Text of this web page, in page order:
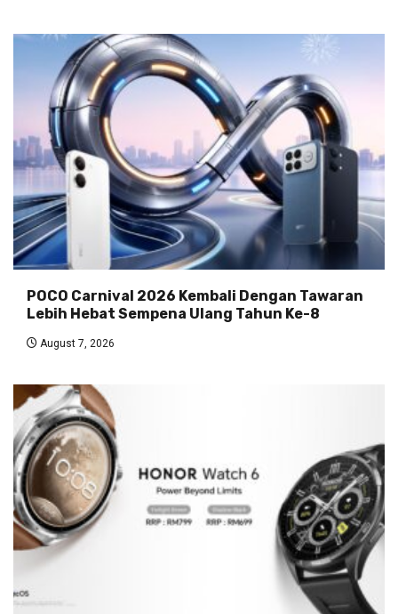
POCO Carnival 2026 Kembali Dengan Tawaran
Lebih Hebat Sempena Ulang Tahun Ke-8
August 7, 2026